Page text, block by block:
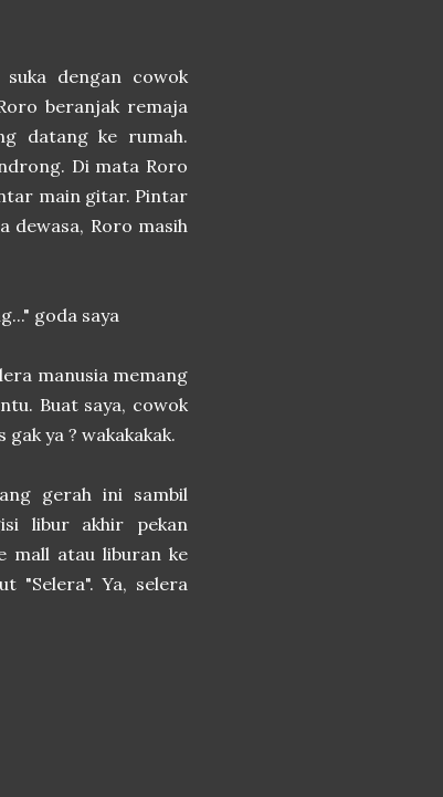
dengan cowok
beranjak remaja
datang ke rumah.
Di mata Roro
main gitar. Pintar
dewasa, Roro masih
goda saya
manusia memang
Buat saya, cowok
ya ? wakakakak.
gerah ini sambil
libur akhir pekan
mall atau liburan ke
"Selera". Ya, selera